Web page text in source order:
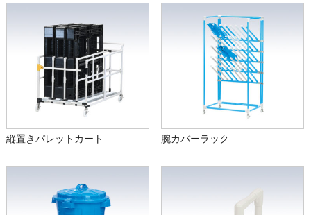
縦置きパレットカート 腕カバーラック